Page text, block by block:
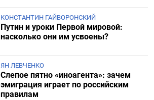
КОНСТАНТИН ГАЙВОРОНСКИЙ
Путин и уроки Первой мировой:
насколько они им усвоены?
ЯН ЛЕВЧЕНКО
Слепое пятно «иноагента»: зачем
эмиграция играет по российским
правилам